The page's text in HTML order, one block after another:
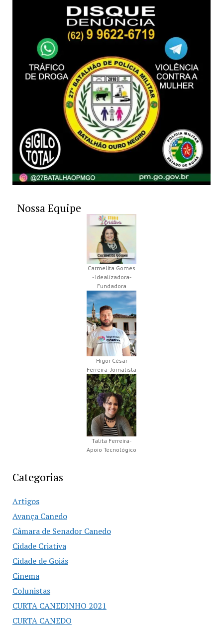
Nossa Equipe
Carmelita Gomes
- Idealizadora-
Fundadora
Higor César
Ferreira- Jornalista
Talita Ferreira-
Apoio Tecnológico
Categorias
Artigos
Avança Canedo
Câmara de Senador Canedo
Cidade Criativa
Cidade de Goiás
Cinema
Colunistas
CURTA CANEDINHO 2021
CURTA CANEDO